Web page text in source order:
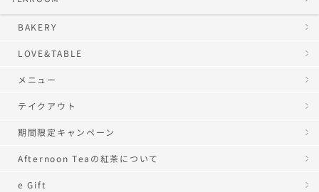
BAKERY
LOVE&TABLE
メニュー
テイクアウト
期間限定キャンペーン
Afternoon Teaの紅茶について
e Gift